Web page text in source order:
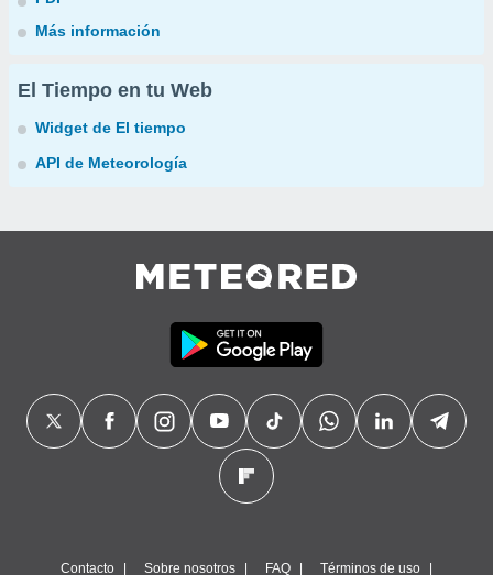
Más información
El Tiempo en tu Web
Widget de El tiempo
API de Meteorología
Contacto Sobre nosotros FAQ Términos de uso